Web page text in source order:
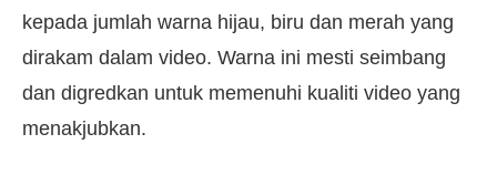
kepada jumlah warna hijau, biru dan merah yang
dirakam dalam video. Warna ini mesti seimbang
dan digredkan untuk memenuhi kualiti video yang
menakjubkan.